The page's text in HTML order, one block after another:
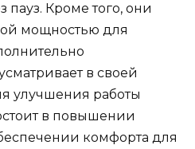
пауз. Кроме того, они
мощностью для
в своей
улучшения работы
в повышении
комфорта для